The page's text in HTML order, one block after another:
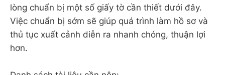
lòng chuẩn bị một số giấy tờ cần thiết dưới đây.
Việc chuẩn bị sớm sẽ giúp quá trình làm hồ sơ và
thủ tục xuất cảnh diễn ra nhanh chóng, thuận lợi
hơn.